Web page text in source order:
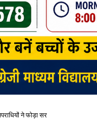
ने फोड़ा सर